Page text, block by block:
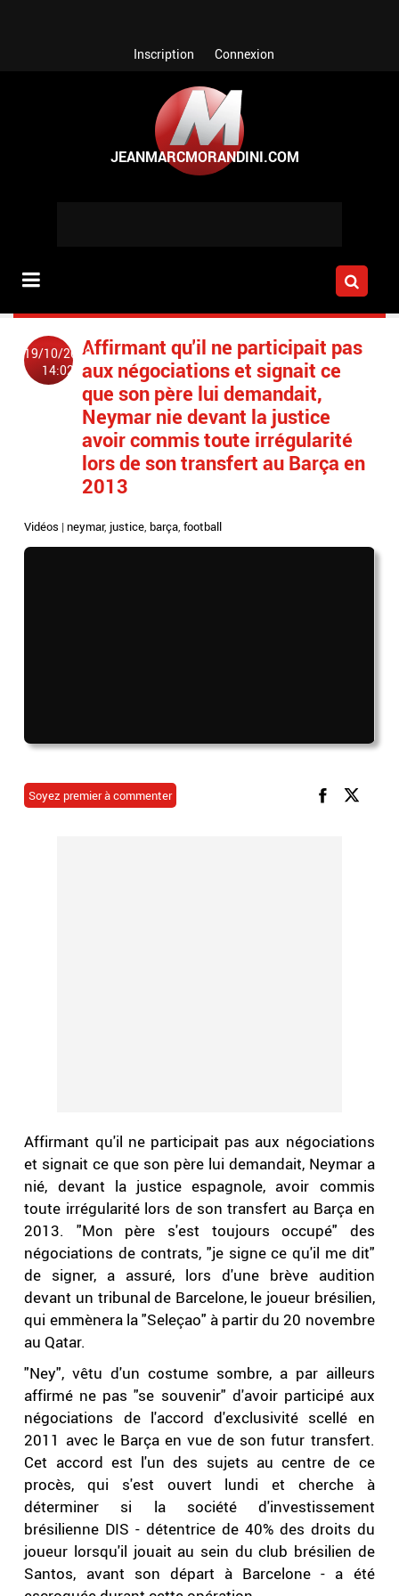
Inscription Connexion
19/10/2022
14:02
Affirmant qu'il ne participait pas
aux négociations et signait ce
que son père lui demandait,
Neymar nie devant la justice
avoir commis toute irrégularité
lors de son transfert au Barça en
2013
Vidéos |neymar, justice,barça,football
Soyez premier à commenter
Affirmant qu'il ne participait pas aux négociations
et signait ce que son père lui demandait, Neymar a
nié, devant la justice espagnole, avoir commis
toute irrégularité lors de son transfert au Barça en
2013. "Mon père s'est toujours occupé" des
négociations de contrats, "je signe ce qu'il me dit"
de signer, a assuré, lors d'une brève audition
devant un tribunal de Barcelone, le joueur brésilien,
qui emmènera la "Seleçao" à partir du 20 novembre
au Qatar.
"Ney", vêtu d'un costume sombre, a par ailleurs
affirmé ne pas "se souvenir" d'avoir participé aux
négociations de l'accord d'exclusivité scellé en
2011 avec le Barça en vue de son futur transfert.
Cet accord est l'un des sujets au centre de ce
procès, qui s'est ouvert lundi et cherche à
déterminer si la société d'investissement
brésilienne DIS - détentrice de 40% des droits du
joueur lorsqu'il jouait au sein du club brésilien de
Santos, avant son départ à Barcelone - a été